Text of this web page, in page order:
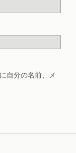
自分の名前、メ